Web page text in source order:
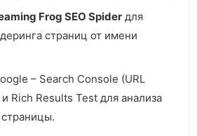
Frog SEO Spider для
страниц от имени
– Search Console (URL
Rich Results Test для анализа